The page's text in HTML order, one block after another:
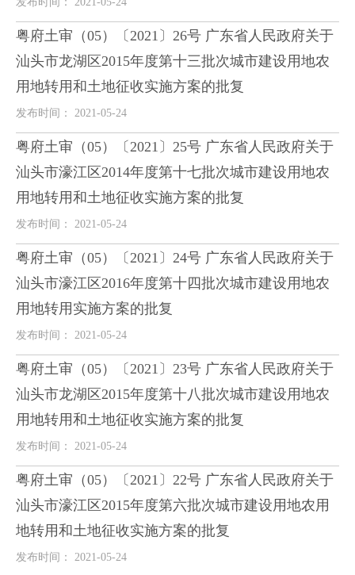
粤府土审（05）〔2021〕26号 广东省人民政府关于
汕头市龙湖区2015年度第十三批次城市建设用地农
用地转用和土地征收实施方案的批复
发布时间： 2021-05-24
粤府土审（05）〔2021〕25号 广东省人民政府关于
汕头市濠江区2014年度第十七批次城市建设用地农
用地转用和土地征收实施方案的批复
发布时间： 2021-05-24
粤府土审（05）〔2021〕24号 广东省人民政府关于
汕头市濠江区2016年度第十四批次城市建设用地农
用地转用实施方案的批复
发布时间： 2021-05-24
粤府土审（05）〔2021〕23号 广东省人民政府关于
汕头市龙湖区2015年度第十八批次城市建设用地农
用地转用和土地征收实施方案的批复
发布时间： 2021-05-24
粤府土审（05）〔2021〕22号 广东省人民政府关于
汕头市濠江区2015年度第六批次城市建设用地农用
地转用和土地征收实施方案的批复
发布时间： 2021-05-24